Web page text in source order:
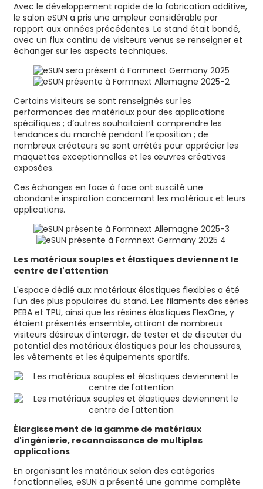
Avec le développement rapide de la fabrication additive,
le salon eSUN a pris une ampleur considérable par
rapport aux années précédentes. Le stand était bondé,
avec un flux continu de visiteurs venus se renseigner et
échanger sur les aspects techniques.
Certains visiteurs se sont renseignés sur les
performances des matériaux pour des applications
spécifiques ; d’autres souhaitaient comprendre les
tendances du marché pendant l’exposition ; de
nombreux créateurs se sont arrêtés pour apprécier les
maquettes exceptionnelles et les œuvres créatives
exposées.
Ces échanges en face à face ont suscité une
abondante inspiration concernant les matériaux et leurs
applications.
Les matériaux souples et élastiques deviennent le
centre de l'attention
L'espace dédié aux matériaux élastiques flexibles a été
l'un des plus populaires du stand. Les filaments des séries
PEBA et TPU, ainsi que les résines élastiques FlexOne, y
étaient présentés ensemble, attirant de nombreux
visiteurs désireux d'interagir, de tester et de discuter du
potentiel des matériaux élastiques pour les chaussures,
les vêtements et les équipements sportifs.
Élargissement de la gamme de matériaux
d'ingénierie, reconnaissance de multiples
applications
En organisant les matériaux selon des catégories
fonctionnelles, eSUN a présenté une gamme complète